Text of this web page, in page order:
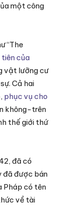
một công
“The
tiên của
vật lưỡng cư
Cả hai
phục vụ cho
không-trên
thế giới thứ
đã có
đã được bán
Pháp có tên
về tài